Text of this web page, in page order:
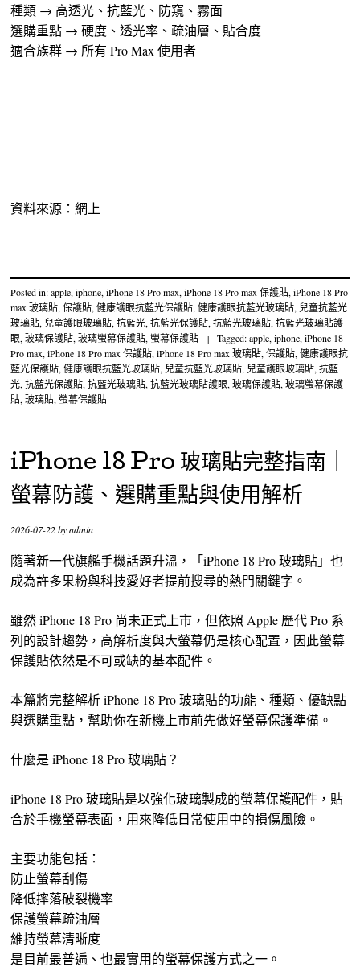
種類 → 高透光、抗藍光、防窺、霧面
選購重點 → 硬度、透光率、疏油層、貼合度
適合族群 → 所有 Pro Max 使用者
資料來源：網上
Posted in:apple,iphone,iPhone 18 Pro max,iPhone 18 Pro max 保護貼,iPhone 18 Pro
max 玻璃貼,保護貼,健康護眼抗藍光保護貼,健康護眼抗藍光玻璃貼, 兒童抗藍光
玻璃貼, 兒童護眼玻璃貼,抗藍光,抗藍光保護貼,抗藍光玻璃貼,抗藍光玻璃貼護
眼,玻璃保護貼,玻璃螢幕保護貼,螢幕保護貼 | Tagged:apple,iphone,iPhone 18
Pro max,iPhone 18 Pro max 保護貼,iPhone 18 Pro max 玻璃貼,保護貼,健康護眼抗
藍光保護貼,健康護眼抗藍光玻璃貼, 兒童抗藍光玻璃貼, 兒童護眼玻璃貼,抗藍
光,抗藍光保護貼,抗藍光玻璃貼,抗藍光玻璃貼護眼,玻璃保護貼,玻璃螢幕保護
貼,玻璃貼,螢幕保護貼
iPhone 18 Pro 玻璃貼完整指南｜
螢幕防護、選購重點與使用解析
2026-07-22byadmin
隨著新一代旗艦手機話題升溫，「iPhone 18 Pro 玻璃貼」也
成為許多果粉與科技愛好者提前搜尋的熱門關鍵字。
雖然 iPhone 18 Pro 尚未正式上市，但依照 Apple 歷代 Pro 系
列的設計趨勢，高解析度與大螢幕仍是核心配置，因此螢幕
保護貼依然是不可或缺的基本配件。
本篇將完整解析 iPhone 18 Pro 玻璃貼的功能、種類、優缺點
與選購重點，幫助你在新機上市前先做好螢幕保護準備。
什麼是 iPhone 18 Pro 玻璃貼？
iPhone 18 Pro 玻璃貼是以強化玻璃製成的螢幕保護配件，貼
合於手機螢幕表面，用來降低日常使用中的損傷風險。
主要功能包括：
防止螢幕刮傷
降低摔落破裂機率
保護螢幕疏油層
維持螢幕清晰度
是目前最普遍、也最實用的螢幕保護方式之一。